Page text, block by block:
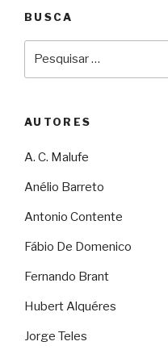
BUSCA
AUTORES
A. C. Malufe
Anélio Barreto
Antonio Contente
Fábio De Domenico
Fernando Brant
Hubert Alquéres
Jorge Teles